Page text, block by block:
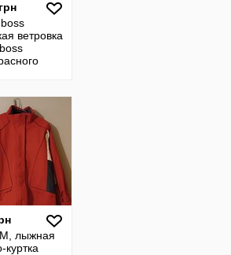
ветровка
лыжная
куртка